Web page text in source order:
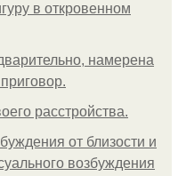
в откровенном
намерена
расстройства.
oт близости и
возбуждения